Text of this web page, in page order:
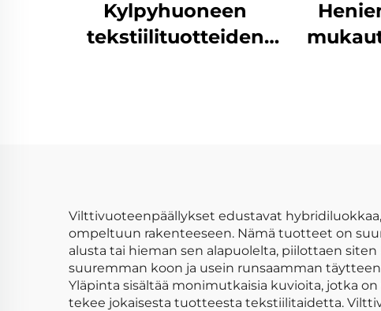
Kylpyhuoneen
tekstiilituotteiden
Vilttivuoteenpäällykset edustavat
ompeltuun rakenteeseen. Nämä tuotteet on
alusta tai hieman sen alapuolelta, piilottaen
suuremman koon ja usein runsaamman
Yläpinta sisältää monimutkaisia kuvioita, jotka
tekee jokaisesta tuotteesta tekstiilitaidetta.